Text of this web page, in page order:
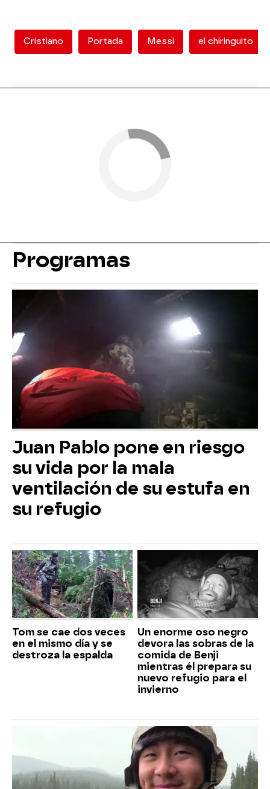
Cristiano Portada Messi el chiringuito
Programas
Juan Pablo pone en riesgo
su vida por la mala
ventilación de su estufa en
su refugio
Tom se cae dos veces
en el mismo día y se
destroza la espalda
Un enorme oso negro
devora las sobras de la
comida de Benji
mientras él prepara su
nuevo refugio para el
invierno